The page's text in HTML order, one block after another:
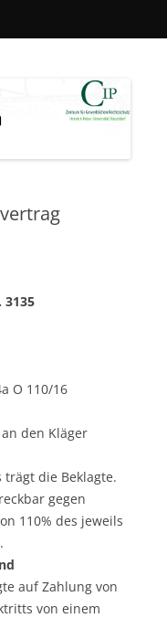
3135
O 110/16
den Kläger
trägt die Beklagte.
gegen
110% des jeweils
auf Zahlung von
von einem